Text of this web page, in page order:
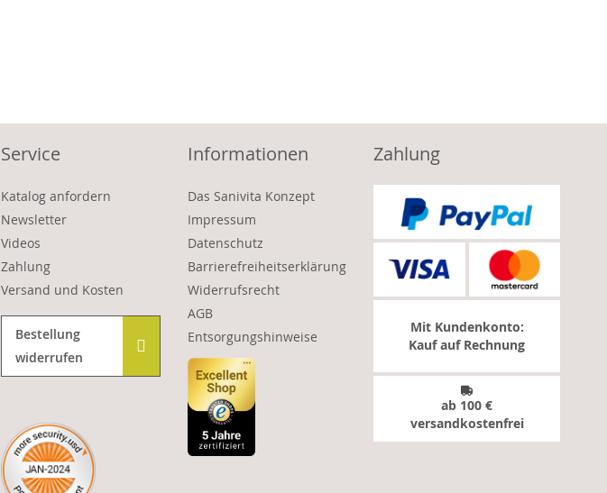
Service
Katalog anfordern
Newsletter
Videos
Zahlung
Versand und Kosten
Bestellung
widerrufen
Informationen
Das Sanivita Konzept
Impressum
Datenschutz
Barrierefreiheitserklärung
Widerrufsrecht
AGB
Entsorgungshinweise
Zahlung
Mit Kundenkonto:
Kauf auf Rechnung
ab 100 €
versandkostenfrei